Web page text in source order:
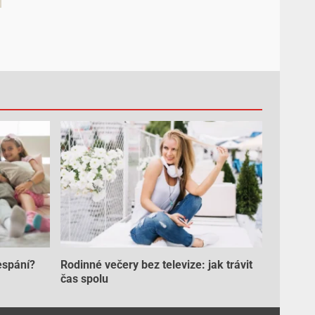
Rodinné večery bez televize: jak trávit
čas spolu